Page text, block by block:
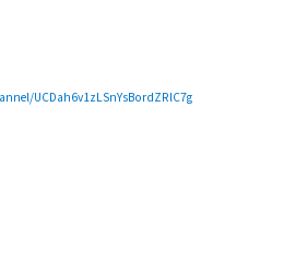
UCDah6v1zLSnYsBordZRlC7g